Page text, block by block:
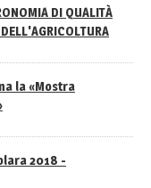
DI QUALITÀ
la «Mostra
2018 -